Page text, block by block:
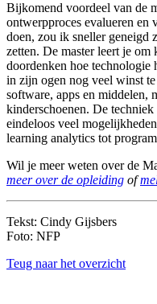
Bijkomend voordeel van de
ontwerpproces evalueren en
doen, zou ik sneller geneigd
zetten. De master leert je om
doordenken hoe technologie
in zijn ogen nog veel winst
software, apps en middelen,
kinderschoenen. De
eindeloos veel
learning analytics tot
Wil je meer weten over de
meer over de opleiding of
Tekst: Cindy Gijsbers
Foto: NFP
Teug naar het overzicht